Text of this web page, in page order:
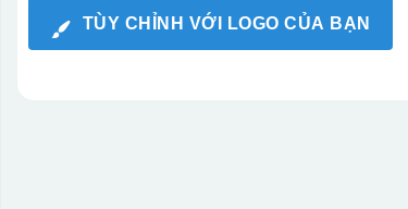
TÙY CHỈNH VỚI LOGO CỦA BẠN